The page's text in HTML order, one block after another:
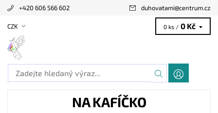
+420 606 566 602 duhovatami@centrum.cz
CZK 0 ks / 0 Kč
NA KAFÍČKO